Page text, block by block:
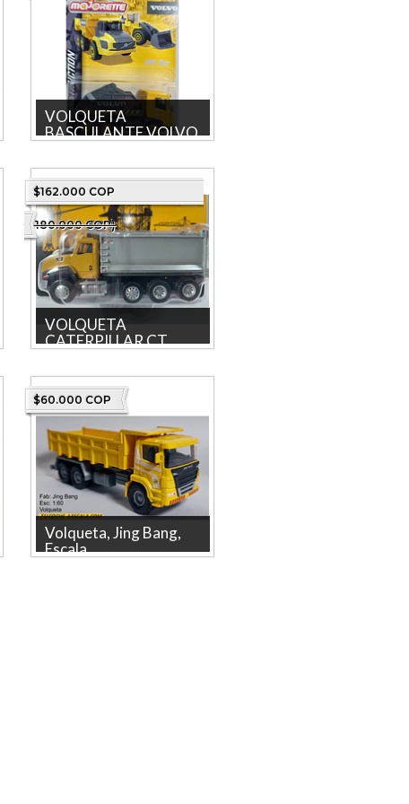
VOLQUETA
BASCULANTE VOLVO
VOLQUETA BASCULANTE
VOLVO FMX , Escala 1:64,
Marca
MAJORETTE COLECCION
2022 L...
$162.000 COP
($180.000 COP)
VOLQUETA
CATERPILLAR CT
Descubre la VOLQUETA
CATERPILLAR CT 660 a
escala 1/64 de DIECAST
MASTERS, una pieza ide...
$60.000 COP
Volqueta, Jing Bang,
Escala...